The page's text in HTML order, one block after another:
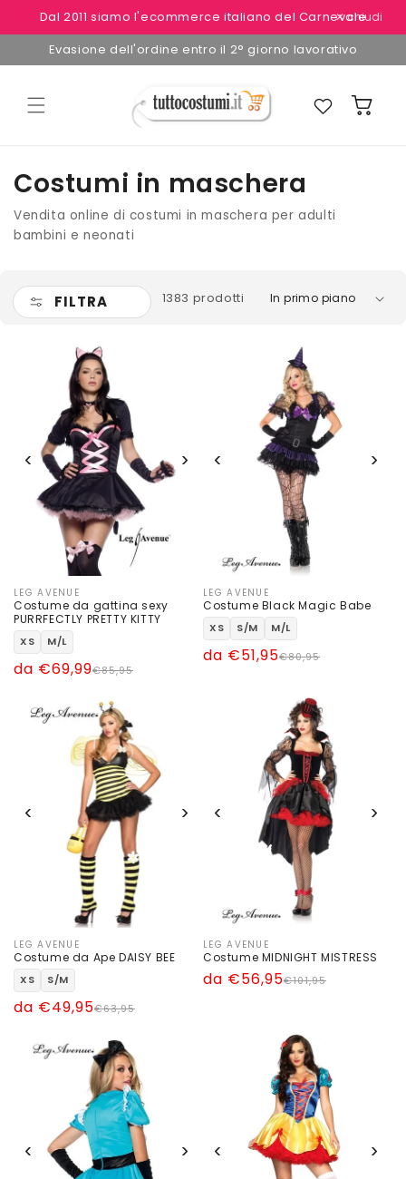
direttamente
ai contenuti
Dal 2011 siamo l'ecommerce italiano del Carnevale
✕ chiudi
Evasione dell'ordine entro il 2° giorno lavorativo
Preferiti Carrello
Costumi in maschera
Vendita online di costumi in maschera per adulti
bambini e neonati
FILTRA 1383 prodotti
‹ ›
Produttore:
LEG AVENUE
Costume da gattina sexy
PURRFECTLY PRETTY KITTY
XS M/L
Prezzo
listino
€85,95
Prezzo
da €69,99
‹ ›
Produttore:
LEG AVENUE
Costume Black Magic Babe
XS S/M M/L
Prezzo
€80,95
Prezzo
da €51,95
‹ ›
Produttore:
LEG AVENUE
Costume da Ape DAISY BEE
XS S/M
Prezzo
listino
€63,95
Prezzo
da €49,95
‹ ›
Esaurito
Produttore:
LEG AVENUE
Costume MIDNIGHT MISTRESS
Prezzo
€101,95
Prezzo
da €56,95
‹ › ‹ ›